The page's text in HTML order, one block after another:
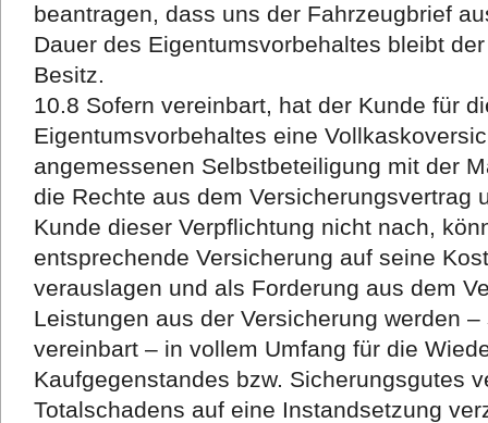
beantragen, dass uns der Fahrzeugbrief
Dauer des Eigentumsvorbehaltes bleibt
Besitz.
10.8 Sofern vereinbart, hat der Kunde für
Eigentumsvorbehaltes eine
angemessenen Selbstbeteiligung mit der
die Rechte aus dem Versicherungsvertrag
Kunde dieser Verpflichtung nicht nach,
entsprechende Versicherung auf seine
verauslagen und als Forderung aus dem
Leistungen aus der Versicherung werden
vereinbart – in vollem Umfang für die
Kaufgegenstandes bzw. Sicherungsgutes
Totalschadens auf eine Instandsetzung